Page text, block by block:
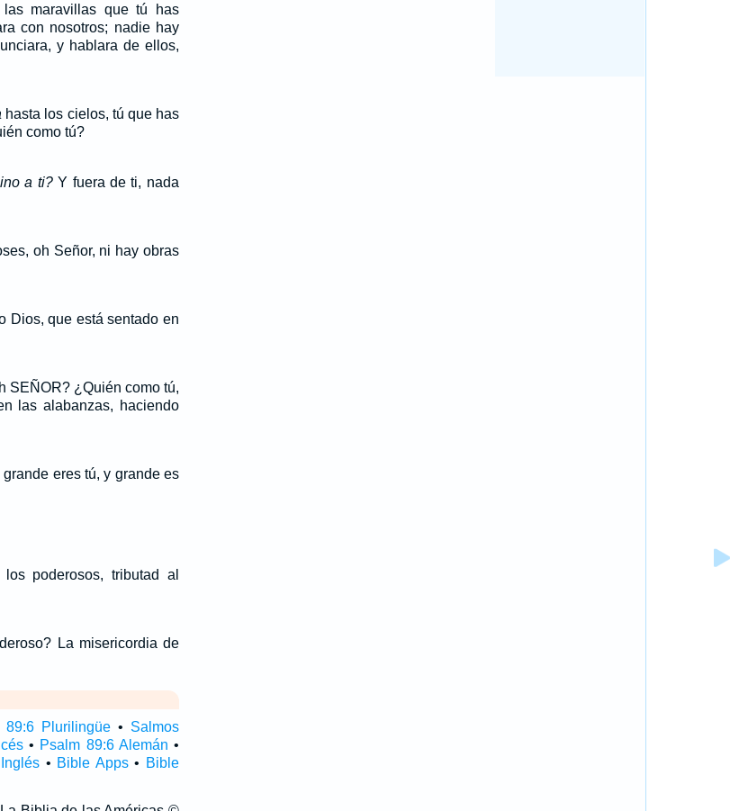
maravillas que tú has
con nosotros; nadie hay
y hablara de ellos,
hasta los cielos, tú que has
como tú?
a ti?Y fuera de ti, nada
oh Señor, ni hay obras
Dios, que está sentado en
SEÑOR? ¿Quién como tú,
las alabanzas, haciendo
eres tú, y grande es
poderosos, tributad al
La misericordia de
89:6 Plurilingüe• Salmos
• Psalm 89:6 Alemán •
• Bible Apps• Bible